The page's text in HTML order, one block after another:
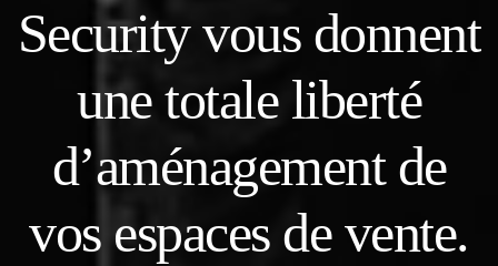
Security vous donnent
une totale liberté
d’aménagement de
vos espaces de vente.